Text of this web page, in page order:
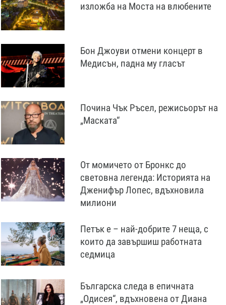
изложба на Моста на влюбените
Бон Джоуви отмени концерт в
Медисън, падна му гласът
Почина Чък Ръсел, режисьорът на
„Маската“
От момичето от Бронкс до
световна легенда: Историята на
Дженифър Лопес, вдъхновила
милиони
Петък е – най-добрите 7 неща, с
които да завършиш работната
седмица
Българска следа в епичната
„Одисея“, вдъхновена от Диана